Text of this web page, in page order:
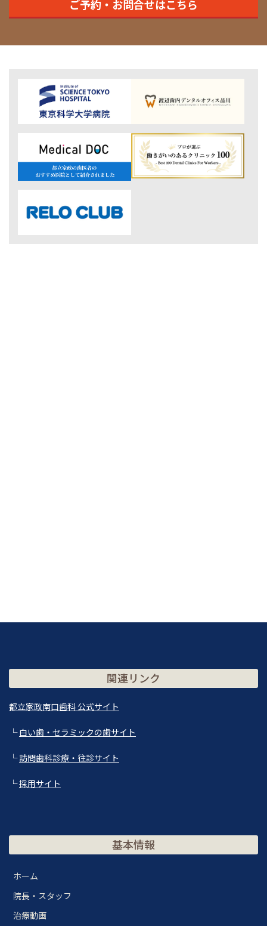
ご予約・お問合せはこちら
関連リンク
都立家政南口歯科 公式サイト
└白い歯・セラミックの歯サイト
└訪問歯科診療・往診サイト
└採用サイト
基本情報
ホーム
院長・スタッフ
治療動画